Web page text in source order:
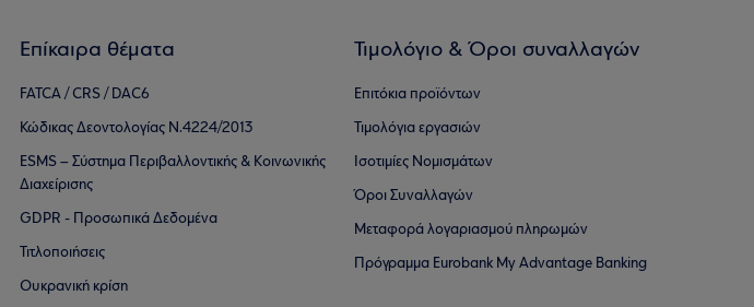
Επίκαιρα θέματα
FATCA / CRS / DAC6
Κώδικας Δεοντολογίας Ν.4224/2013
ESMS – Σύστημα Περιβαλλοντικής & Κοινωνικής
Διαχείρισης
GDPR - Προσωπικά Δεδομένα
Τιτλοποιήσεις
Ουκρανική κρίση
Τιμολόγιο & Όροι συναλλαγών
Επιτόκια προϊόντων
Τιμολόγια εργασιών
Ισοτιμίες Νομισμάτων
Όροι Συναλλαγών
Μεταφορά λογαριασμού πληρωμών
Πρόγραμμα Eurobank My Advantage Banking